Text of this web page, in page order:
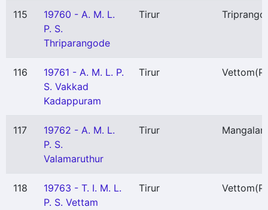
115
19760 - A. M. L.
P. S.
Thriparangode
Tirur
116
19761 - A. M. L. P.
S. Vakkad
Kadappuram
Tirur Vettom(P)
117
19762 - A. M. L.
P. S.
Valamaruthur
Tirur Mangalam
118
19763 - T. I. M. L.
P. S. Vettam
Tirur Vettom(P)